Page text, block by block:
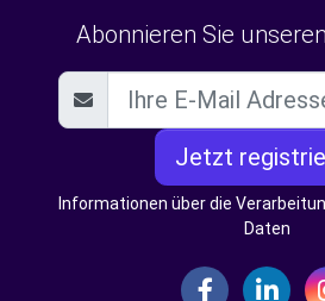
Abonnieren Sie
Jetzt
Informationen über die
Daten